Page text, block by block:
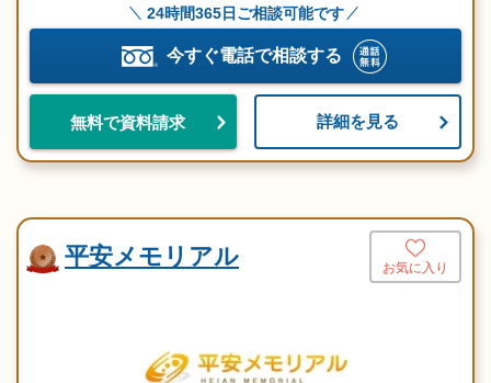
24時間365日ご相談可能です
今すぐ電話で相談する
無料で資料請求 詳細を見る
平安メモリアル お気に入り